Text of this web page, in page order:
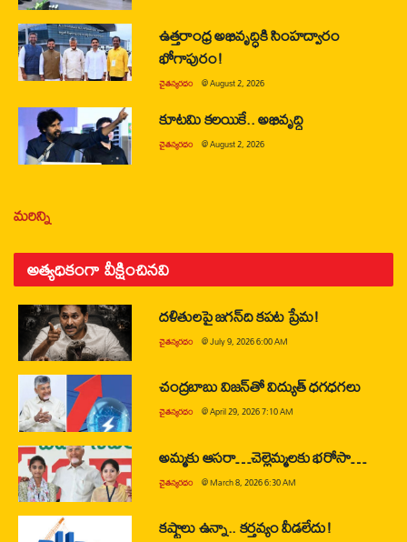
ఉత్తరాంధ్ర అభివృద్ధికి సింహద్వారం
భోగాపురం!
చైతన్యరధం @August 2, 2026
కూటమి కలయికే.. అభివృద్ధి
చైతన్యరధం @August 2, 2026
మరిన్ని
అత్యధికంగా వీక్షించినవి
దళితులపై జగన్‌ది కపట ప్రేమ!
చైతన్యరధం @July 9, 2026 6:00 AM
చంద్రబాబు విజన్‌తో విద్యుత్ ధగధగలు
చైతన్యరధం @April 29, 2026 7:10 AM
అమ్మకు ఆసరా…చెల్లెమ్మలకు భరోసా…
చైతన్యరధం @March 8, 2026 6:30 AM
కష్టాలు ఉన్నా.. కర్తవ్యం వీడలేదు!